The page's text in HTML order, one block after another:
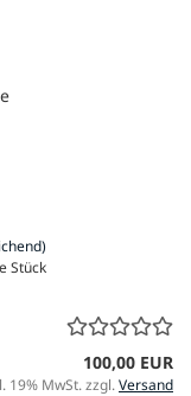
Stück
100,00 EUR
19% MwSt. zzgl.Versand